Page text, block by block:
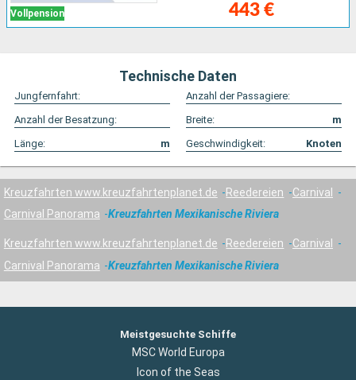
Vollpension 443 €
Technische Daten
Jungfernfahrt:
Anzahl der Passagiere:
Anzahl der Besatzung:
Breite:
m
Länge:
m Geschwindigkeit: Knoten
Kreuzfahrten www.kreuzfahrtenplanet.de Reedereien
Carnival
Carnival Panorama
Kreuzfahrten Mexikanische Riviera
Kreuzfahrten www.kreuzfahrtenplanet.de Reedereien
Carnival
Carnival Panorama
Kreuzfahrten Mexikanische Riviera
Meistgesuchte Schiffe
MSC World Europa
Icon of the Seas